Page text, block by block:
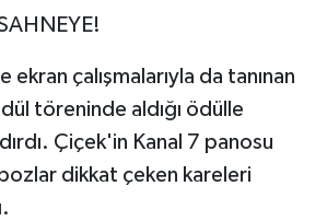
ekran çalışmalarıyla da tanınan
töreninde aldığı ödülle
Çiçek'in Kanal 7 panosu
dikkat çeken kareleri